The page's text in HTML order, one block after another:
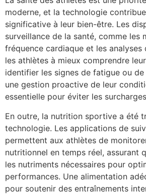
moderne, et la technologie
significative à leur bien-être. Les
surveillance de la santé, comme les
fréquence cardiaque et les analyses
les athlètes à mieux comprendre
identifier les signes de fatigue ou
une gestion proactive de leur
essentielle pour éviter les
En outre, la nutrition sportive a été
technologie. Les applications de
permettent aux athlètes de
nutritionnel en temps réel, assurant
les nutriments nécessaires pour
performances. Une alimentation
pour soutenir des entraînements